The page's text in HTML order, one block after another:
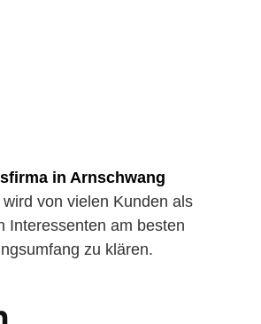
in Arnschwang
von vielen Kunden als
Interessenten am besten
zu klären.